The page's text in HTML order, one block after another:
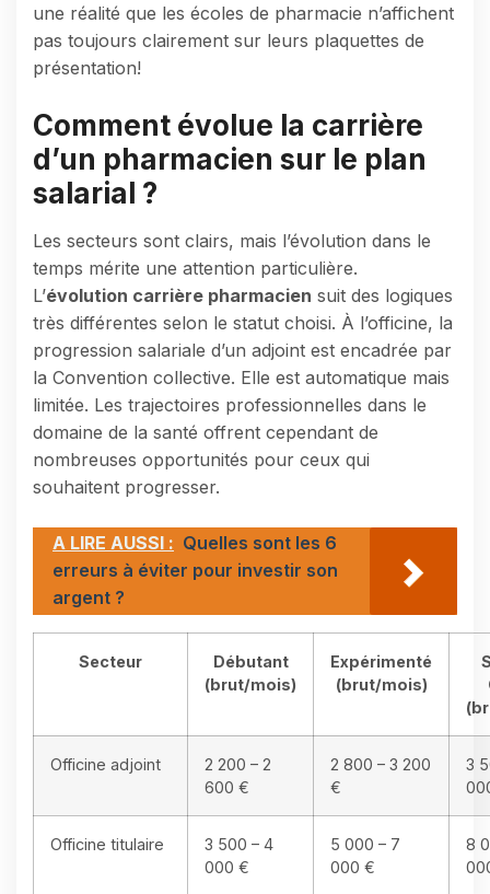
une réalité que les écoles de pharmacie n’affichent
pas toujours clairement sur leurs plaquettes de
présentation!
Comment évolue la carrière
d’un pharmacien sur le plan
salarial ?
Les secteurs sont clairs, mais l’évolution dans le
temps mérite une attention particulière.
L’évolution carrière pharmacien suit des logiques
très différentes selon le statut choisi. À l’officine, la
progression salariale d’un adjoint est encadrée par
la Convention collective. Elle est automatique mais
limitée. Les trajectoires professionnelles dans le
domaine de la santé offrent cependant de
nombreuses opportunités pour ceux qui
souhaitent progresser.
A LIRE AUSSI : Quelles sont les 6
erreurs à éviter pour investir son
argent ?
Secteur
Débutant
(brut/mois)
Expérimenté
(brut/mois)
Officine adjoint
2 200 – 2
600 €
2 800 – 3 200
€
3
Officine titulaire
3 500 – 4
000 €
5 000 – 7
000 €
8